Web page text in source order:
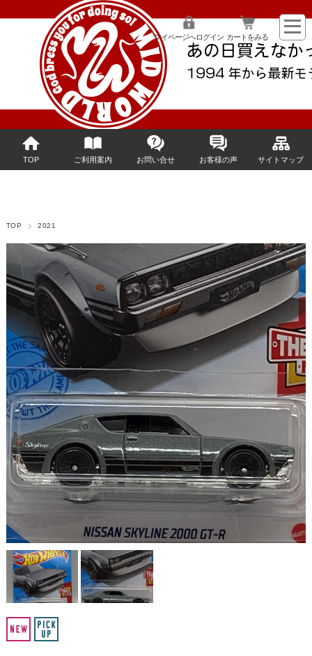
マイページへログイン カートをみる
TOP ご利用案内 お問い合せ お客様の声 サイトマップ
TOP 2021